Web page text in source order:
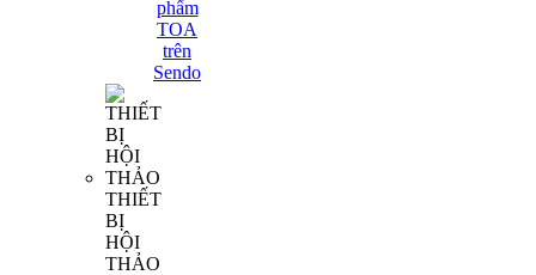
THIẾT
BỊ
HỘI
THẢO